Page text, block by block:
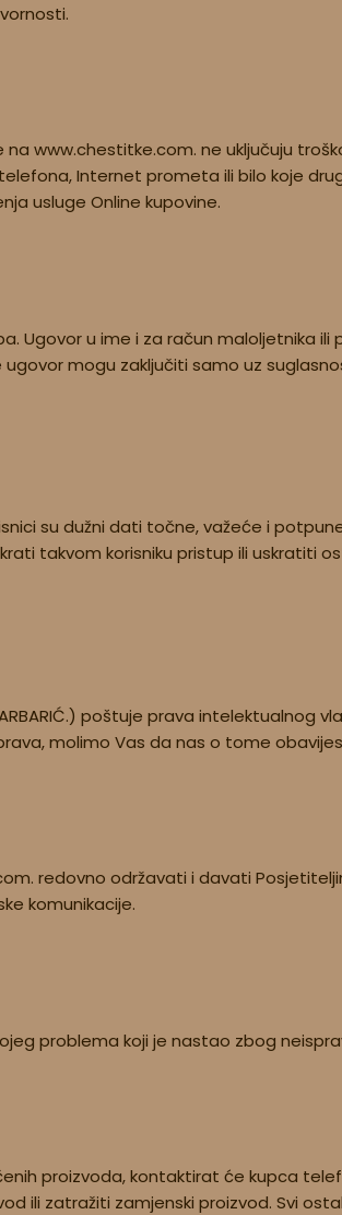
www.chestitke.com. ne uključuju
Internet prometa ili bilo koje
usluge Online kupovine.
Ugovor u ime i za račun maloljetnika
mogu zaključiti samo uz
su dužni dati točne, važeće i
takvom korisniku pristup ili uskratiti
BARBARIĆ.) poštuje prava
molimo Vas da nas o tome
redovno održavati i davati
komunikacije.
problema koji je nastao zbog
proizvoda, kontaktirat će kupca
ili zatražiti zamjenski proizvod. Svi